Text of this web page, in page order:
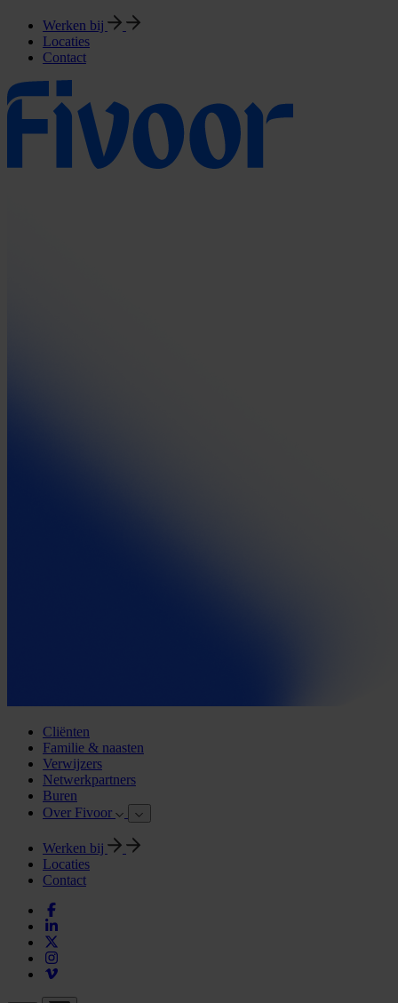
Werken bij
Locaties
Contact
Cliënten
Familie & naasten
Verwijzers
Netwerkpartners
Buren
Over Fivoor
Werken bij
Locaties
Contact